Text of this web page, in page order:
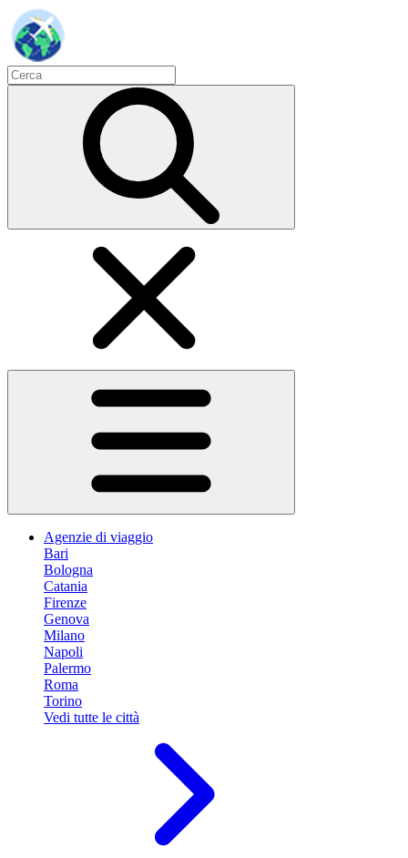
Agenzie di viaggio
Bari
Bologna
Catania
Firenze
Genova
Milano
Napoli
Palermo
Roma
Torino
Vedi tutte le città